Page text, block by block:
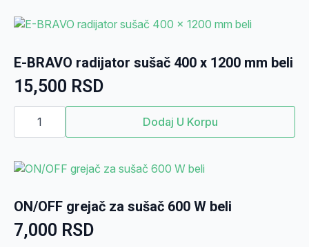
W
crni
E-BRAVO radijator sušač 400 x 1200 mm beli
15,500 RSD
E-
BRAVO
x
1200
beli
količina
Dodaj U Korpu
ON/OFF grejač za sušač 600 W beli
7,000 RSD